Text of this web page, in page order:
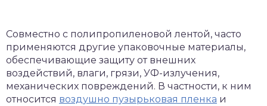
Совместно с полипропиленовой лентой, часто
применяются другие упаковочные материалы,
обеспечивающие защиту от внешних
воздействий, влаги, грязи, УФ-излучения,
механических повреждений. В частности, к ним
относится воздушно пузырьковая пленка и